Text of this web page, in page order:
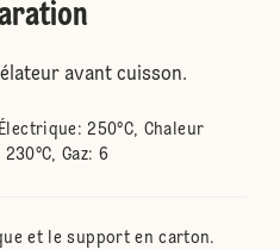
avant cuisson.
250°C, Chaleur
Gaz: 6
et le support en carton.